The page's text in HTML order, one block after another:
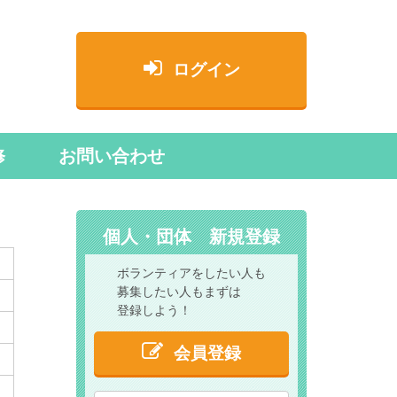
ログイン
お問い合わせ
個人・団体 新規登録
ボランティアをしたい人も
募集したい人もまずは
登録しよう！
会員登録